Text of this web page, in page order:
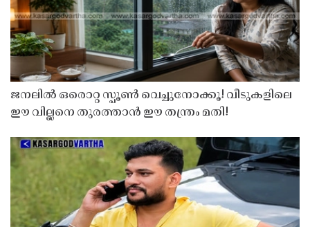
ജനലിൽ ഒരൊറ്റ സ്പൂൺ വെച്ചുനോക്കൂ! വീടുകളിലെ
ഈ വില്ലനെ തുരത്താൻ ഈ തന്ത്രം മതി!